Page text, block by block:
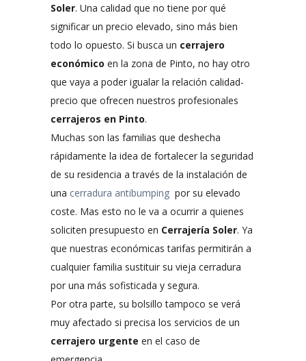
Soler. Una calidad que no tiene por qué
significar un precio elevado, sino más bien
todo lo opuesto. Si busca un cerrajero
económico en la zona de Pinto, no hay otro
que vaya a poder igualar la relación calidad-
precio que ofrecen nuestros profesionales
cerrajeros en Pinto.
Muchas son las familias que deshecha
rápidamente la idea de fortalecer la seguridad
de su residencia a través de la instalación de
una cerradura antibumping por su elevado
coste. Mas esto no le va a ocurrir a quienes
soliciten presupuesto en Cerrajería Soler. Ya
que nuestras económicas tarifas permitirán a
cualquier familia sustituir su vieja cerradura
por una más sofisticada y segura.
Por otra parte, su bolsillo tampoco se verá
muy afectado si precisa los servicios de un
cerrajero urgente en el caso de